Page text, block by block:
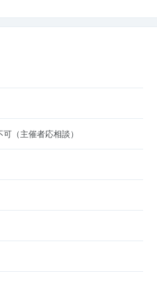
（主催者応相談）